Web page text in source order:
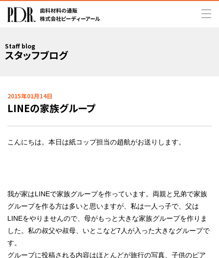
Staff blog
スタッフブログ
2015年01月14日
LINEの家族グループ
こんにちは。本日は紙コップ担当の趙航がお送りします。
我が家はLINEで家族グループを作っています。両親と兄弟で家族
グループを作る方は多いと思いますが、私は一人っ子で、父は
LINEをやりませんので、母がもっと大きな家族グループを作りま
した。私の叔父や叔母、いとこなど7人が入った大きなグループで
す。
グループに投稿される内容はほとんどが旅行の写真、子供のピア